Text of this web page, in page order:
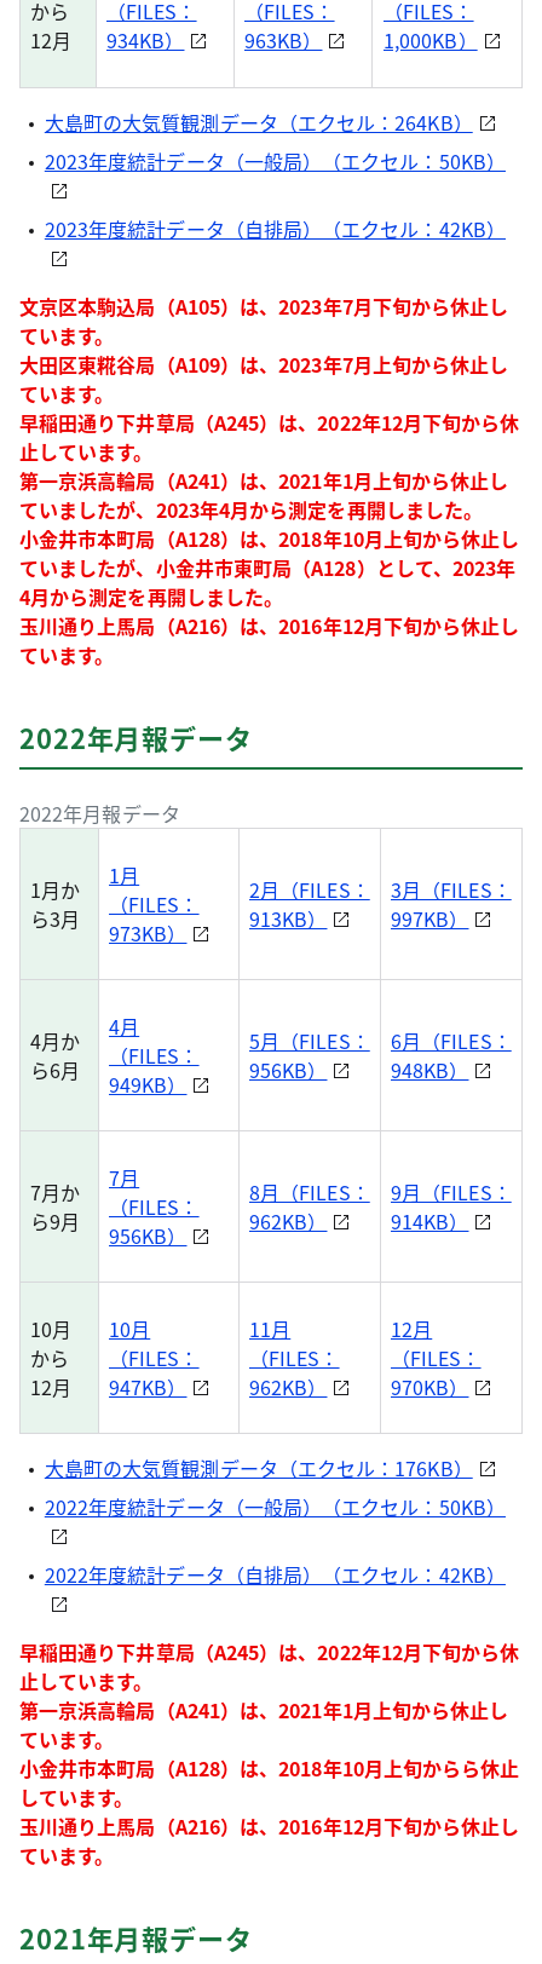
から
12月
（FILES：
934KB）
（FILES：
963KB）
（FILES：
1,000KB）
大島町の大気質観測データ（エクセル：264KB）
2023年度統計データ（一般局）（エクセル：50KB）
2023年度統計データ（自排局）（エクセル：42KB）
文京区本駒込局（A105）は、2023年7月下旬から休止し
ています。
大田区東糀谷局（A109）は、2023年7月上旬から休止し
ています。
早稲田通り下井草局（A245）は、2022年12月下旬から休
止しています。
第一京浜高輪局（A241）は、2021年1月上旬から休止し
ていましたが、2023年4月から測定を再開しました。
小金井市本町局（A128）は、2018年10月上旬から休止し
ていましたが、小金井市東町局（A128）として、2023年
4月から測定を再開しました。
玉川通り上馬局（A216）は、2016年12月下旬から休止し
ています。
2022年月報データ
2022年月報データ
1月か
ら3月
1月
（FILES：
973KB）
2月（FILES：
913KB）
3月（FILES：
997KB）
4月か
ら6月
4月
（FILES：
949KB）
5月（FILES：
956KB）
6月（FILES：
948KB）
7月か
ら9月
7月
（FILES：
956KB）
8月（FILES：
962KB）
9月（FILES：
914KB）
10月
から
12月
10月
（FILES：
947KB）
11月
（FILES：
962KB）
12月
（FILES：
970KB）
大島町の大気質観測データ（エクセル：176KB）
2022年度統計データ（一般局）（エクセル：50KB）
2022年度統計データ（自排局）（エクセル：42KB）
早稲田通り下井草局（A245）は、2022年12月下旬から休
止しています。
第一京浜高輪局（A241）は、2021年1月上旬から休止し
ています。
小金井市本町局（A128）は、2018年10月上旬からら休止
しています。
玉川通り上馬局（A216）は、2016年12月下旬から休止し
ています。
2021年月報データ